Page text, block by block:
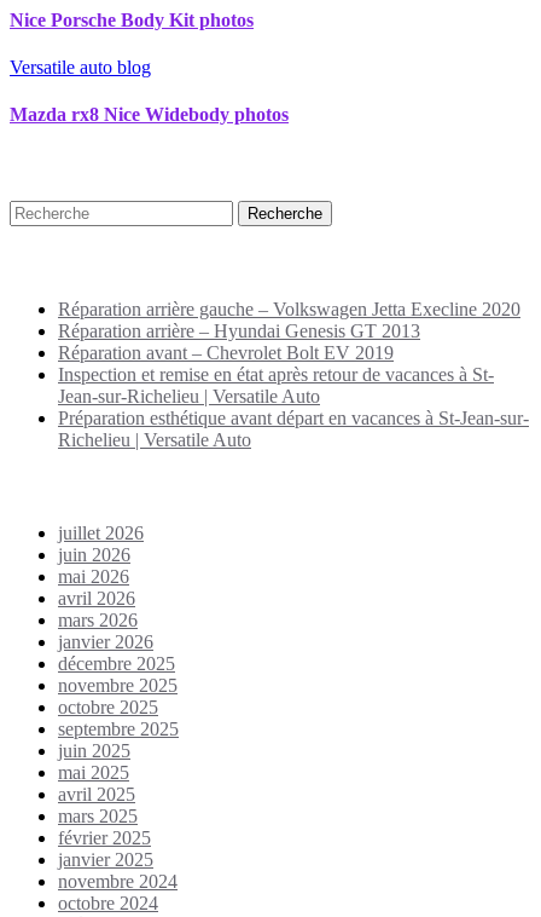
Nice Porsche Body Kit photos
Versatile auto blog
Mazda rx8 Nice Widebody photos
Réparation arrière gauche – Volkswagen Jetta Execline 2020
Réparation arrière – Hyundai Genesis GT 2013
Réparation avant – Chevrolet Bolt EV 2019
Inspection et remise en état après retour de vacances à St-
Jean-sur-Richelieu | Versatile Auto
Préparation esthétique avant départ en vacances à St-Jean-sur-
Richelieu | Versatile Auto
juillet 2026
juin 2026
mai 2026
avril 2026
mars 2026
janvier 2026
décembre 2025
novembre 2025
octobre 2025
septembre 2025
juin 2025
mai 2025
avril 2025
mars 2025
février 2025
janvier 2025
novembre 2024
octobre 2024